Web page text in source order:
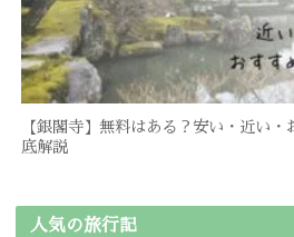
【銀閣寺】無料はある？安い・近い
底解説
人気の旅行記